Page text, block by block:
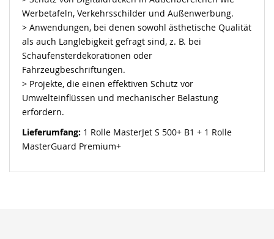
Werbetafeln, Verkehrsschilder und Außenwerbung.
> Anwendungen, bei denen sowohl ästhetische Qualität
als auch Langlebigkeit gefragt sind, z. B. bei
Schaufensterdekorationen oder
Fahrzeugbeschriftungen.
> Projekte, die einen effektiven Schutz vor
Umwelteinflüssen und mechanischer Belastung
erfordern.
Lieferumfang: 1 Rolle MasterJet S 500+ B1 + 1 Rolle
MasterGuard Premium+